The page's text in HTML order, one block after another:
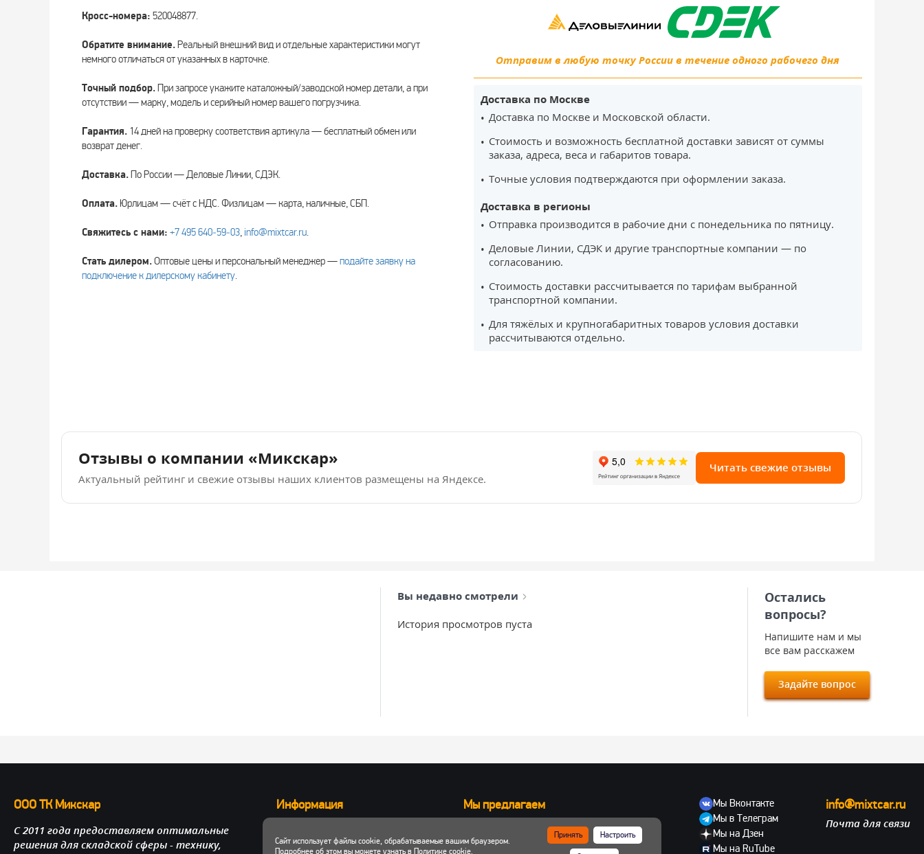
Кросс-номера: 520048877.
Обратите внимание.Реальный внешний вид и отдельные характеристики могут
немного отличаться от указанных в карточке.
Точный подбор.При запросе укажите каталожный/заводской номер детали, а при
отсутствии — марку, модель и серийный номер вашего погрузчика.
Гарантия. 14 дней на проверку соответствия артикула — бесплатный обмен или
возврат денег.
Доставка.По России — Деловые Линии, СДЭК.
Оплата. Юрлицам — счёт с НДС. Физлицам — карта, наличные, СБП.
Свяжитесь с нами: +7 495 640‑59‑03, info@mixtcar.ru.
Стать дилером.Оптовые цены и персональный менеджер —подайте заявку на
подключение к дилерскому кабинету.
Отправим в любую точку России в течение одного рабочего дня
Доставка по Москве
Доставка по Москве и Московской области.
Стоимость и возможность бесплатной доставки зависят от суммы
заказа, адреса, веса и габаритов товара.
Точные условия подтверждаются при оформлении заказа.
Доставка в регионы
Отправка производится в рабочие дни с понедельника по пятницу.
Деловые Линии, СДЭК и другие транспортные компании — по
согласованию.
Стоимость доставки рассчитывается по тарифам выбранной
транспортной компании.
Для тяжёлых и крупногабаритных товаров условия доставки
рассчитываются отдельно.
Отзывы о компании «Микскар»
Актуальный рейтинг и свежие отзывы наших клиентов размещены на Яндексе.
Читать свежие отзывы
Вы недавно смотрели
История просмотров пуста
Остались
вопросы?
Напишите нам и мы
все вам расскажем
Задайте вопрос
ООО ТК Микскар
С 2011 года предоставляем оптимальные
решения для складской сферы - технику,
Информация
Доставка и оплата
Мы предлагаем
Запчасти для вилочных погрузчиков
Запчасти для двигателей
Мы Вконтакте
Мы в Телеграм
Мы на Дзен
Мы на RuTube
info@mixtcar.ru
Почта для связи
Сайт использует файлы cookie, обрабатываемые вашим браузером.
Подробнее об этом вы можете узнать в Политике cookie.
Принять Настроить